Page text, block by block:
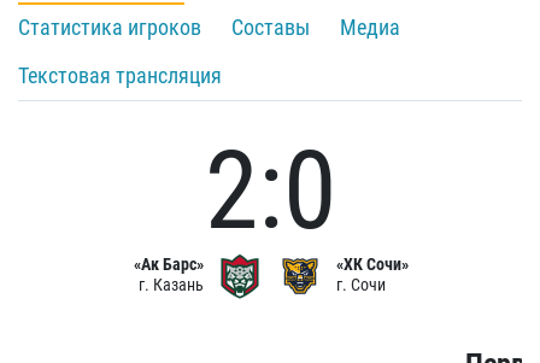
Статистика игроков
Составы
Медиа
Текстовая трансляция
«Ак Барс»
г. Казань
2:0
«ХК Сочи»
г. Сочи